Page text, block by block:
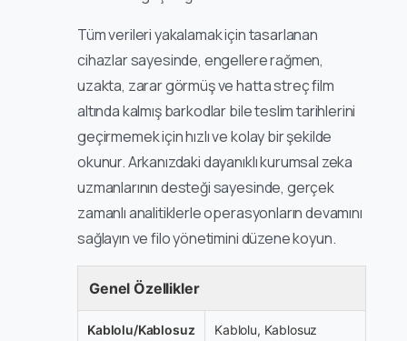
Tüm verileri yakalamak için tasarlanan
cihazlar sayesinde, engellere rağmen,
uzakta, zarar görmüş ve hatta streç film
altında kalmış barkodlar bile teslim tarihlerini
geçirmemek için hızlı ve kolay bir şekilde
okunur. Arkanızdaki dayanıklı kurumsal zeka
uzmanlarının desteği sayesinde, gerçek
zamanlı analitiklerle operasyonların devamını
sağlayın ve filo yönetimini düzene koyun.
Genel Özellikler
Kablolu/Kablosuz Kablolu, Kablosuz